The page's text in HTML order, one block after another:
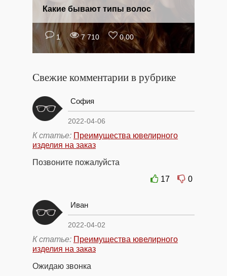
1 7 710 0,00
Какие бывают типы волос
Свежие комментарии в рубрике
София
2022-04-06
К статье: Преимущества ювелирного
изделия на заказ
Позвоните пожалуйста
17
0
Иван
2022-04-02
К статье: Преимущества ювелирного
изделия на заказ
Ожидаю звонка